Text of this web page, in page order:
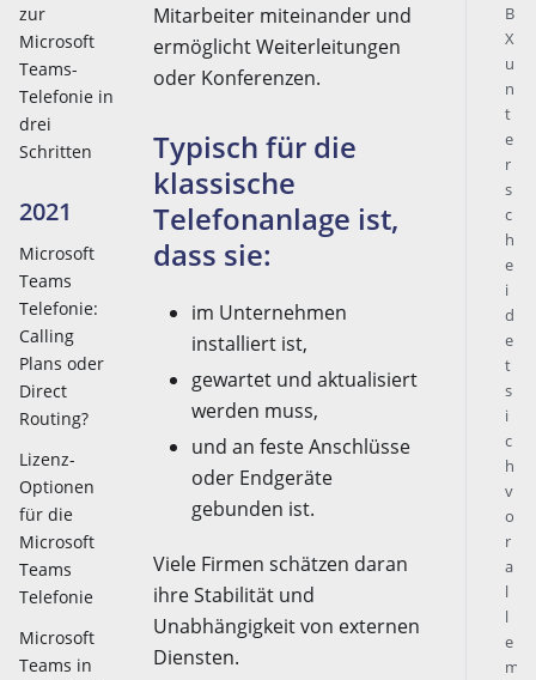
zur
Microsoft
Teams-
Telefonie in
drei
Schritten
2021
Microsoft
Teams
Telefonie:
Calling
Plans oder
Direct
Routing?
Lizenz-
Optionen
für die
Microsoft
Teams
Telefonie
Microsoft
Teams in
Mitarbeiter miteinander und
ermöglicht Weiterleitungen
oder Konferenzen.
Typisch für die
klassische
Telefonanlage ist,
dass sie:
im Unternehmen
installiert ist,
gewartet und aktualisiert
werden muss,
und an feste Anschlüsse
oder Endgeräte
gebunden ist.
Viele Firmen schätzen daran
ihre Stabilität und
Unabhängigkeit von externen
Diensten.
B
X
u
n
t
e
r
s
c
h
e
i
d
e
t
s
i
c
h
v
o
r
a
l
l
e
m